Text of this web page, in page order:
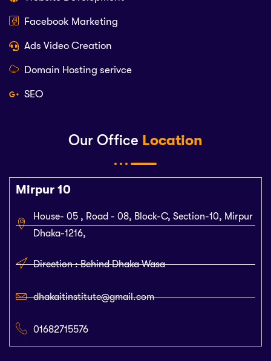
Our Office Location
Mirpur 10
House- 05 , Road - 08, Block-C, Section-10, Mirpur
Dhaka-1216,
Direction : Behind Dhaka Wasa
dhakaitinstitute@gmail.com
01682715576
Facebook Marketing
Ads Video Creation
Domain Hosting serivce
SEO